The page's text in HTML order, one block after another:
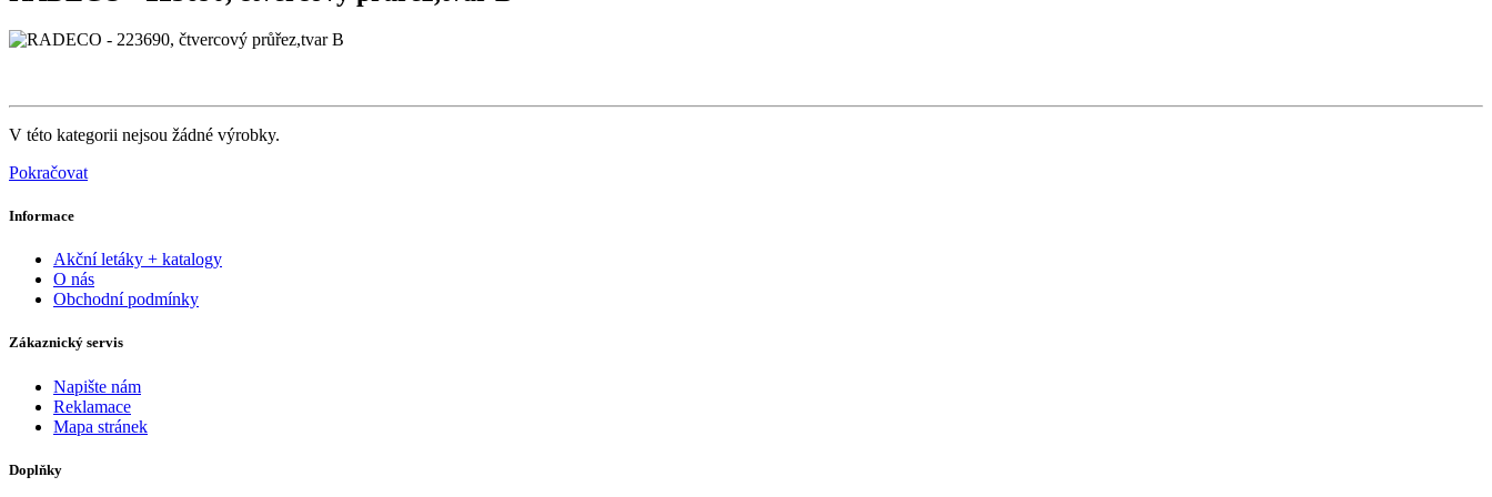
V této kategorii nejsou žádné výrobky.
Pokračovat
Informace
Akční letáky + katalogy
O nás
Obchodní podmínky
Zákaznický servis
Napište nám
Reklamace
Mapa stránek
Doplňky